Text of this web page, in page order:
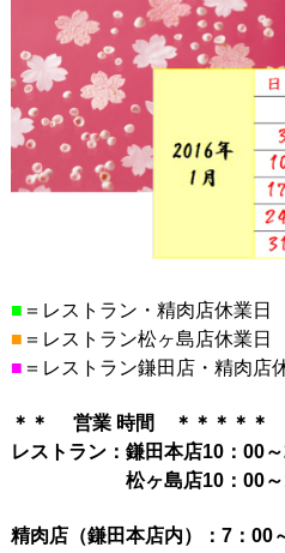
■ ＝レストラン・精肉店休業日
■ ＝レストラン松ヶ島店休業日
■ ＝レストラン鎌田店・精肉店
＊＊ 営業 時間 ＊＊＊＊＊
レストラン：鎌田本店10：00～
松ヶ島店10：00～15：
精肉店（鎌田本店内）：7：